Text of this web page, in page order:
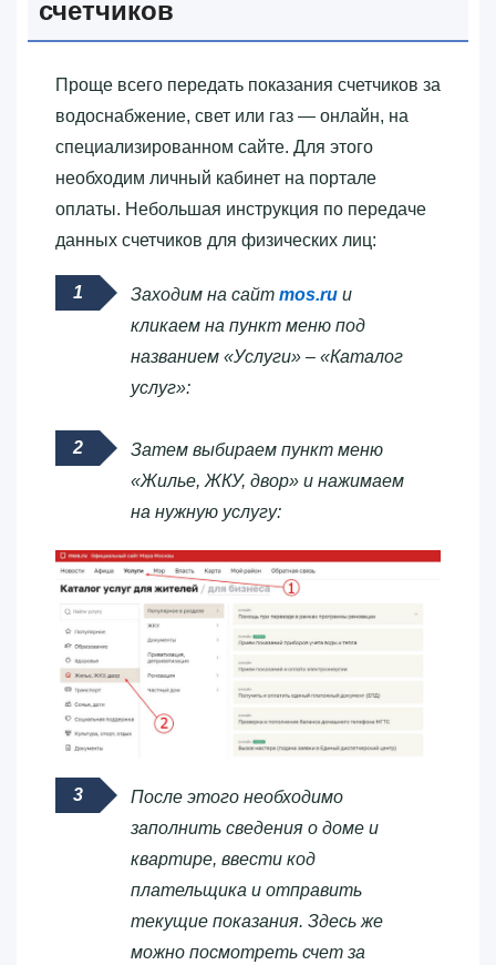
счетчиков
Проще всего передать показания счетчиков за
водоснабжение, свет или газ — онлайн, на
специализированном сайте. Для этого
необходим личный кабинет на портале
оплаты. Небольшая инструкция по передаче
данных счетчиков для физических лиц:
Заходим на сайт mos.ru и
кликаем на пункт меню под
названием «Услуги» – «Каталог
услуг»:
Затем выбираем пункт меню
«Жилье, ЖКУ, двор» и нажимаем
на нужную услугу:
После этого необходимо
заполнить сведения о доме и
квартире, ввести код
плательщика и отправить
текущие показания. Здесь же
можно посмотреть счет за